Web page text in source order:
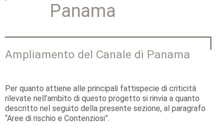
u
i
Panama
Ampliamento del Canale di Panama
Per quanto attiene alle principali fattispecie di criticità
rilevate nell’ambito di questo progetto si rinvia a quanto
descritto nel seguito della presente sezione, al paragrafo
“Aree di rischio e Contenziosi”.